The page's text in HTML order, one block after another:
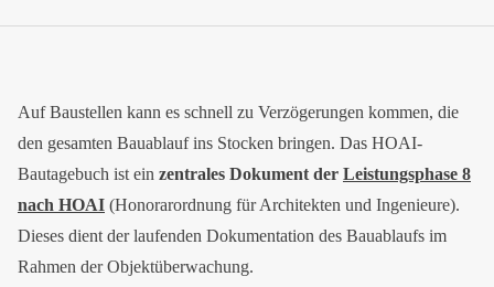
Auf Baustellen kann es schnell zu Verzögerungen kommen, die
den gesamten Bauablauf ins Stocken bringen. Das HOAI-
Bautagebuch ist ein zentrales Dokument der Leistungsphase 8
nach HOAI (Honorarordnung für Architekten und Ingenieure).
Dieses dient der laufenden Dokumentation des Bauablaufs im
Rahmen der Objektüberwachung.